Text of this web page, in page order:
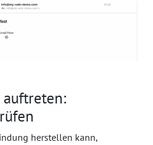
herstellen kann,